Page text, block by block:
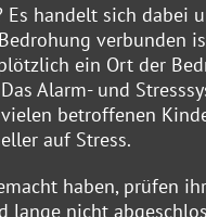
handelt sich dabei
verbunden
ein Ort der
Alarm- und
betroffenen
auf Stress.
haben, prüfen
nicht